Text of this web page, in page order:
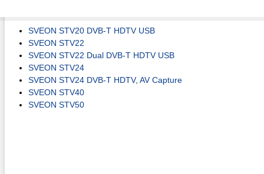
SVEON STV20 DVB-T HDTV USB
SVEON STV22
SVEON STV22 Dual DVB-T HDTV USB
SVEON STV24
SVEON STV24 DVB-T HDTV, AV Capture
SVEON STV40
SVEON STV50